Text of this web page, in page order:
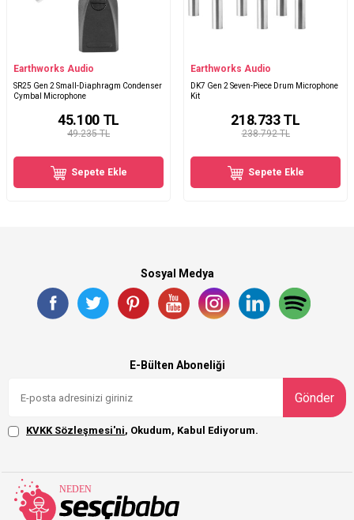
Earthworks Audio
SR25 Gen 2 Small-Diaphragm Condenser
Cymbal Microphone
49.235 TL
45.100TL
Sepete Ekle
Earthworks Audio
DK7 Gen 2 Seven-Piece Drum Microphone
Kit
238.792 TL
218.733TL
Sepete Ekle
Sosyal Medya
E-Bülten Aboneliği
Gönder
KVKK Sözleşmesi'ni, Okudum, Kabul Ediyorum.